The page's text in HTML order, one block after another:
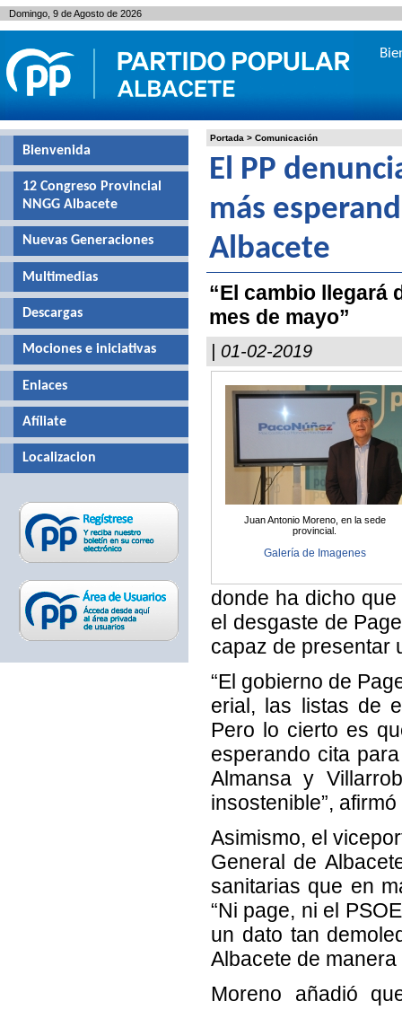
Portada > Comunicación
El PP
más
Albacete
“El cambio llegará
mes de mayo”
| 01-02-2019
Juan Antonio Moreno, en la sede
provincial.
Galería de Imagenes
donde ha dicho
el desgaste de
capaz de presentar
“El gobierno de
erial, las listas de
Pero lo cierto es
esperando cita
Almansa y
insostenible”,
Asimismo, el
General de
sanitarias que en
“Ni page, ni el
un dato tan
Albacete de
Moreno añadió
Bienvenida
12 Congreso Provincial
NNGG Albacete
Nuevas Generaciones
Multimedias
Descargas
Mociones e iniciativas
Enlaces
Afíliate
Localizacion
Domingo, 9 de Agosto de 2026